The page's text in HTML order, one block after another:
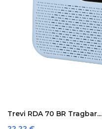
Trevi RDA 70 BR Tragbar...